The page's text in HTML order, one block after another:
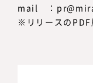
mail ：
※リリースのPDF